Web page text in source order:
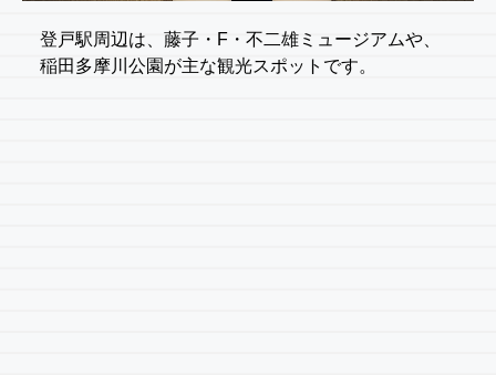
登戸駅周辺は、藤子・F・不二雄ミュージアムや、
稲田多摩川公園が主な観光スポットです。